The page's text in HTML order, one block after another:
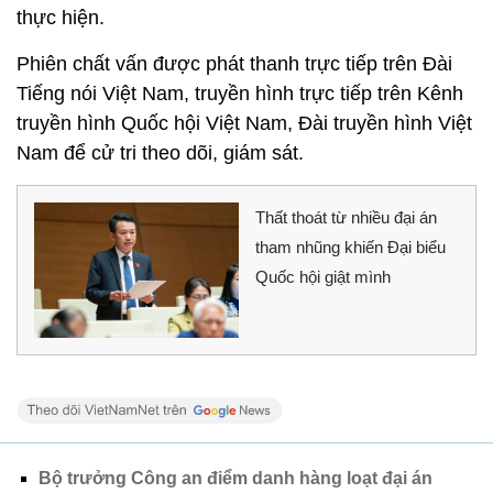
thực hiện.
Phiên chất vấn được phát thanh trực tiếp trên Đài
Tiếng nói Việt Nam, truyền hình trực tiếp trên Kênh
truyền hình Quốc hội Việt Nam, Đài truyền hình Việt
Nam để cử tri theo dõi, giám sát.
Thất thoát từ nhiều đại án
tham nhũng khiến Đại biểu
Quốc hội giật mình
Bộ trưởng Công an điểm danh hàng loạt đại án